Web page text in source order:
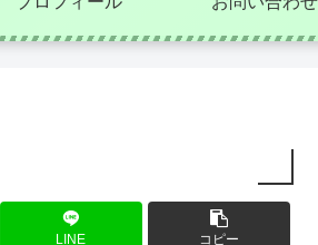
LINE コピー